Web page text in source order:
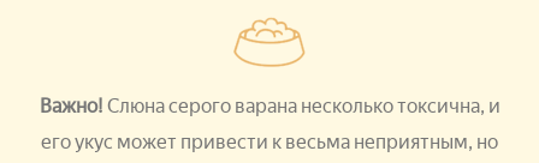
Важно! Слюна серого варана несколько токсична, и
его укус может привести к весьма неприятным, но